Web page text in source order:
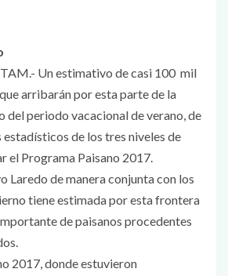
Un estimativo de casi 100 mil
arribarán por esta parte de la
periodo vacacional de verano, de
de los tres niveles de
el Programa Paisano 2017.
Laredo de manera conjunta con los
tiene estimada por esta frontera
de paisanos procedentes
2017, donde estuvieron